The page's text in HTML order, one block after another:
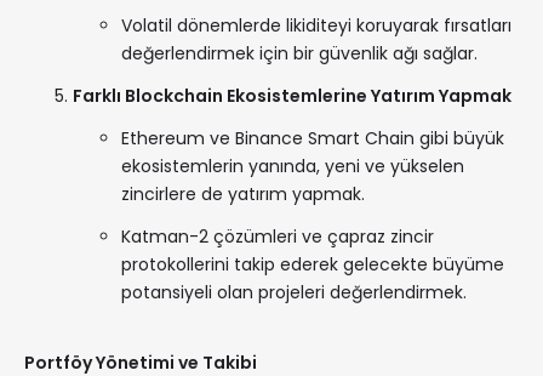
Volatil dönemlerde likiditeyi koruyarak fırsatları
değerlendirmek için bir güvenlik ağı sağlar.
Farklı Blockchain Ekosistemlerine Yatırım Yapmak
Ethereum ve Binance Smart Chain gibi büyük
ekosistemlerin yanında, yeni ve yükselen
zincirlere de yatırım yapmak.
Katman-2 çözümleri ve çapraz zincir
protokollerini takip ederek gelecekte büyüme
potansiyeli olan projeleri değerlendirmek.
Portföy Yönetimi ve Takibi